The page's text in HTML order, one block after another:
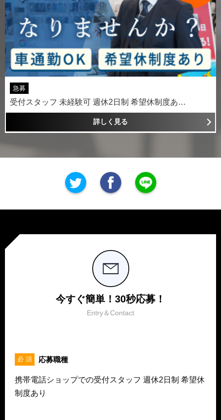
急募
受付スタッフ 未経験可 週休2日制 希望休制度あ…
詳しく見る
今すぐ簡単！30秒応募！
Entry＆Contact
必 須 応募職種
携帯電話ショップでの受付スタッフ 週休2日制 希望休
制度あり